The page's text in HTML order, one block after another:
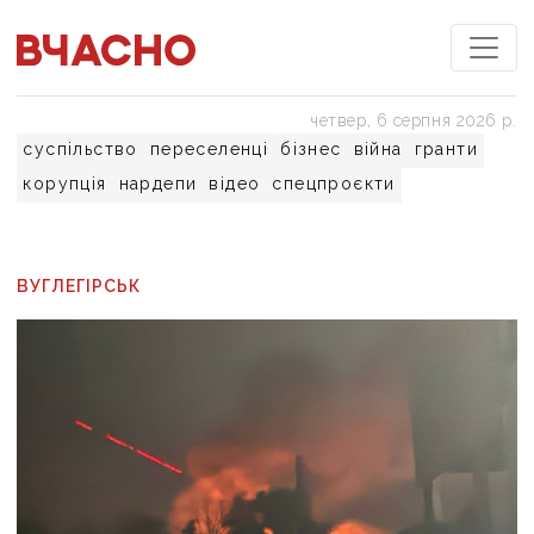
суспільство переселенці бізнес війна
гранти
корупція
нардепи відео спецпроєкти
четвер, 6 серпня 2026 р.
ВУГЛЕГІРСЬК